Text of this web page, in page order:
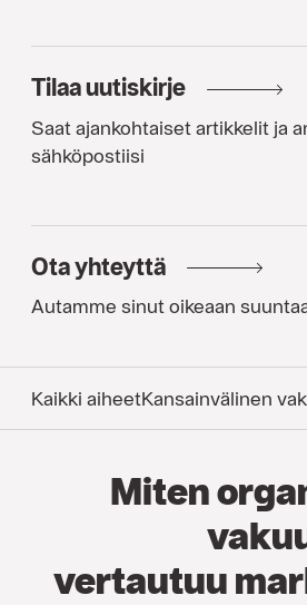
Tilaa uutiskirje
Saat ajankohtaiset artikkelit ja
sähköpostiisi
Ota yhteyttä
Autamme sinut oikeaan
Kaikki aiheetKansainvälinen
Miten
vertautuu